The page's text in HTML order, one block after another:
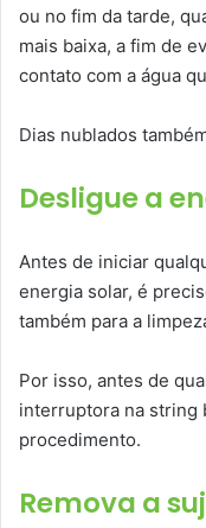
ou no fim da tarde,
mais baixa, a fim de
contato com a água
Dias nublados
Desligue a
Antes de iniciar
energia solar, é
também para a
Por isso, antes de
interruptora na string
procedimento.
Remova a